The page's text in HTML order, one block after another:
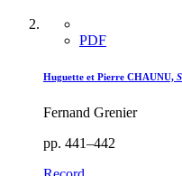
PDF
Huguette et Pierre CHAUNU,
Fernand Grenier
pp. 441–442